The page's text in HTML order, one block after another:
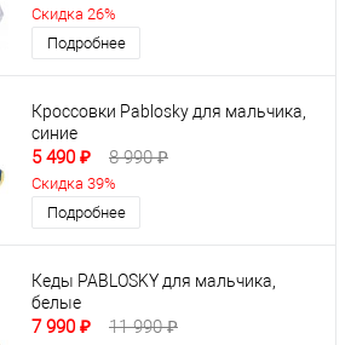
Скидка 26%
Подробнее
Кроссовки Pablosky для мальчика,
синие
5 490 ₽ 8 990 ₽
Скидка 39%
Подробнее
Кеды PABLOSKY для мальчика,
белые
7 990 ₽ 11 990 ₽